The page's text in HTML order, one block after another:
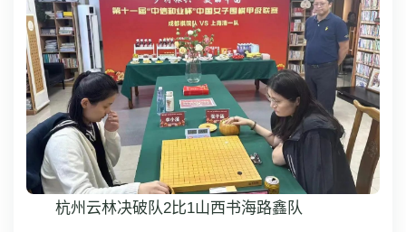
杭州云林决破队2比1山西书海路鑫队